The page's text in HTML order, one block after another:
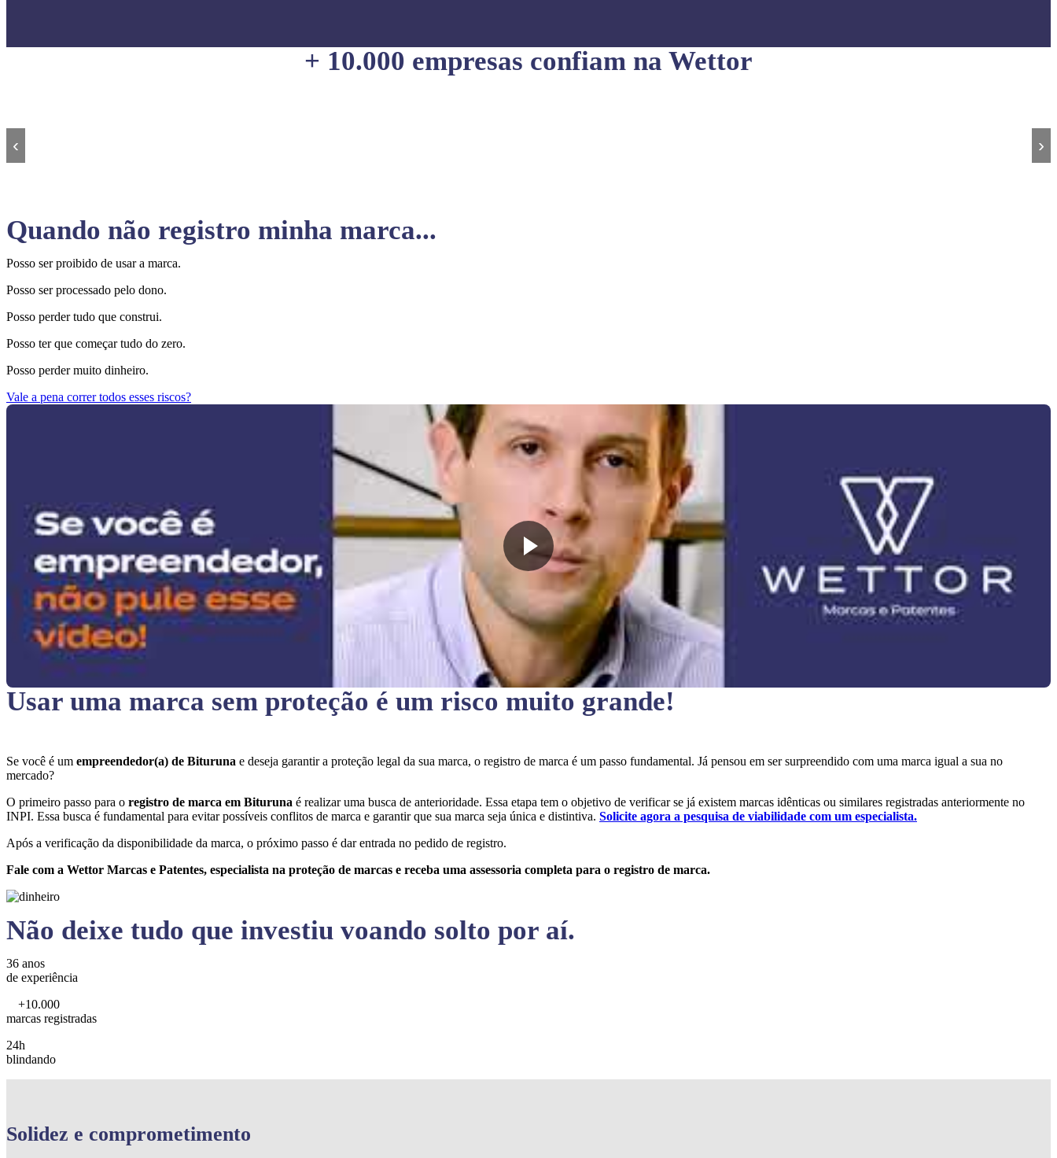
+ 10.000 empresas confiam na Wettor
‹ ›
Quando não registro minha marca...
Posso ser proibido de usar a marca.
Posso ser processado pelo dono.
Posso perder tudo que construi.
Posso ter que começar tudo do zero.
Posso perder muito dinheiro.
Vale a pena correr todos esses riscos?
Usar uma marca sem proteção é um risco muito grande!
Se você é um empreendedor(a) de Bituruna e deseja garantir a proteção legal da sua marca, o registro de marca é um passo fundamental. Já pensou em ser surpreendido com uma marca igual a sua no
mercado?
O primeiro passo para o registro de marca em Bituruna é realizar uma busca de anterioridade. Essa etapa tem o objetivo de verificar se já existem marcas idênticas ou similares registradas anteriormente no
INPI. Essa busca é fundamental para evitar possíveis conflitos de marca e garantir que sua marca seja única e distintiva. Solicite agora a pesquisa de viabilidade com um especialista.
Após a verificação da disponibilidade da marca, o próximo passo é dar entrada no pedido de registro.
Fale com a Wettor Marcas e Patentes, especialista na proteção de marcas e receba uma assessoria completa para o registro de marca.
Não deixe tudo que investiu voando solto por aí.
36 anos
de experiência
+10.000
marcas registradas
24h
blindando
Solidez e comprometimento